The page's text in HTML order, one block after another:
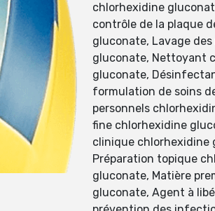
chlorhexidine
contrôle de la plaque
gluconate, Lavage
gluconate, Nettoyant
gluconate,
formulation de soins
personnels
fine chlorhexidine
clinique chlorhexidine
Préparation topique
gluconate, Matière
gluconate, Agent à